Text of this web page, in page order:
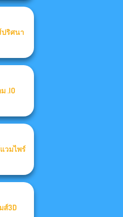
ปริศนา
ม .IO
วมไพร์
ส์3D